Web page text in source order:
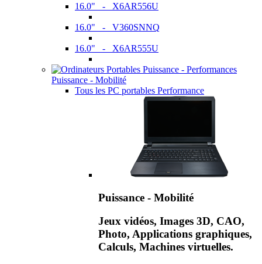
16.0" - X6AR556U
16.0" - V360SNNQ
16.0" - X6AR555U
Puissance - Mobilité
Tous les PC portables Performance
Puissance - Mobilité
Jeux vidéos, Images 3D, CAO,
Photo, Applications graphiques,
Calculs, Machines virtuelles.